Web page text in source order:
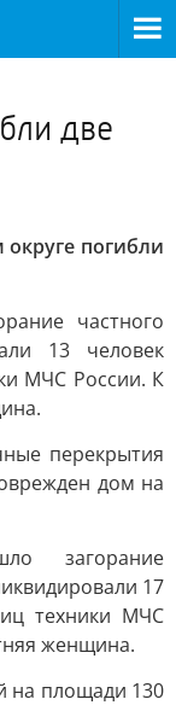
две
погибли
частного
13 человек
МЧС России. К
перекрытия
дом на
загорание
17
техники МЧС
женщина.
на площади 130